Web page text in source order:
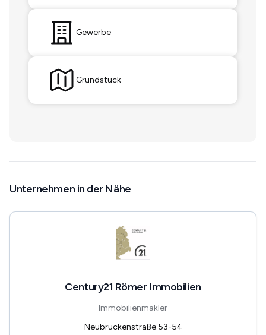
Gewerbe
Grundstück
Unternehmen in der Nähe
Century21 Römer Immobilien
Immobilienmakler
Neubrückenstraße 53-54